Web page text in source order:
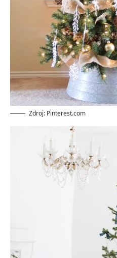
Zdroj: Pinterest.com